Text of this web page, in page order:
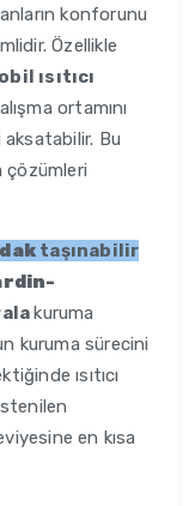
konforunu
Özellikle
ısıtıcı
ortamını
Bu
çözümleri
taşınabilir
kuruma
kuruma sürecini
ısıtıcı
en kısa